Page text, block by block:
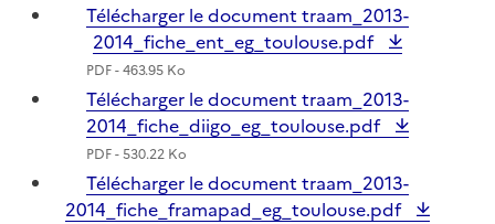
Télécharger le document traam_2013-
2014_fiche_ent_eg_toulouse.pdf
PDF - 463.95 Ko
Télécharger le document traam_2013-
2014_fiche_diigo_eg_toulouse.pdf
PDF - 530.22 Ko
Télécharger le document traam_2013-
2014_fiche_framapad_eg_toulouse.pdf